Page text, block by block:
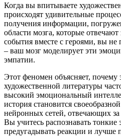
Когда вы впитываете
происходят удивительные
получения информации,
области мозга, которые
события вместе с героями, вы не
– ваш мозг моделирует эти
эмпатии.
Этот феномен объясняет, почему
художественной литературы
высокий эмоциональный
история становится
нейронных сетей, отвечающих
Вы учитесь распознавать
предугадывать реакции и лучше